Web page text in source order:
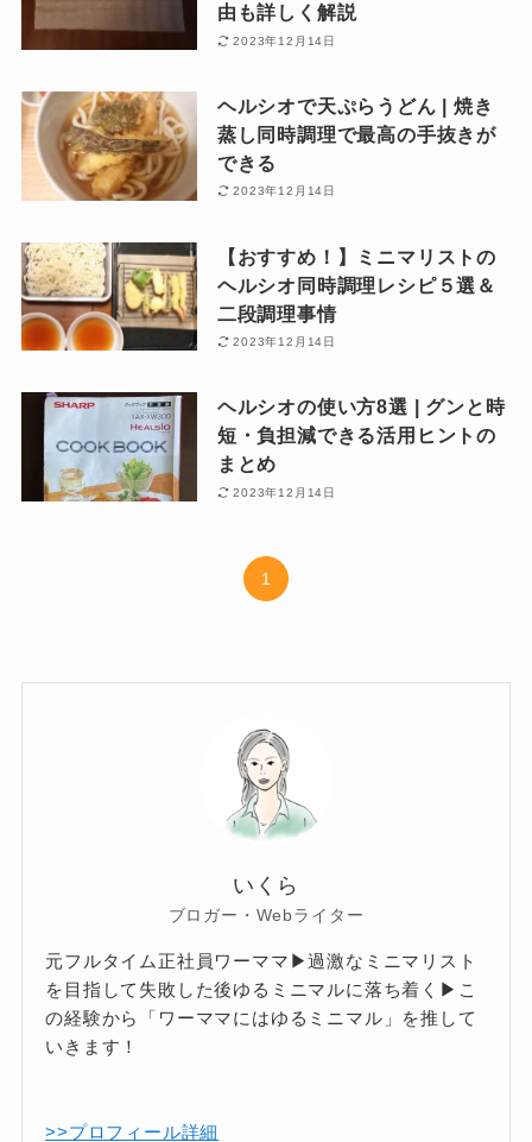
由も詳しく解説
2023年12月14日
ヘルシオで天ぷらうどん | 焼き
蒸し同時調理で最高の手抜きが
できる
2023年12月14日
【おすすめ！】ミニマリストの
ヘルシオ同時調理レシピ５選＆
二段調理事情
2023年12月14日
ヘルシオの使い方8選 | グンと時
短・負担減できる活用ヒントの
まとめ
2023年12月14日
1
いくら
ブロガー・Webライター
元フルタイム正社員ワーママ▶過激なミニマリスト
を目指して失敗した後ゆるミニマルに落ち着く▶こ
の経験から「ワーママにはゆるミニマル」を推して
いきます！
>>プロフィール詳細